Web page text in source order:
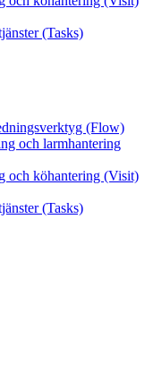
(Tasks)
(Flow)
och larmhantering
och köhantering (Visit)
(Tasks)